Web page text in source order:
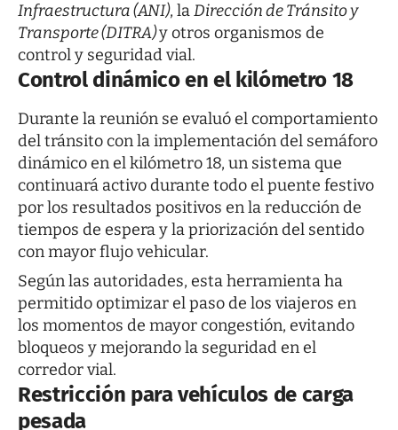
Infraestructura (ANI), laDirección de Tránsito y
Transporte (DITRA)y otros organismos de
control y seguridad vial.
Control dinámico en el kilómetro 18
Durante la reunión se evaluó el comportamiento
del tránsito con la implementación del semáforo
dinámico en el kilómetro 18, un sistema que
continuará activo durante todo el puente festivo
por los resultados positivos en la reducción de
tiempos de espera y la priorización del sentido
con mayor flujo vehicular.
Según las autoridades, esta herramienta ha
permitido optimizar el paso de los viajeros en
los momentos de mayor congestión, evitando
bloqueos y mejorando la seguridad en el
corredor vial.
Restricción para vehículos de carga
pesada